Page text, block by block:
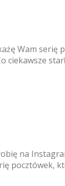
Wam
na
pocztówek,